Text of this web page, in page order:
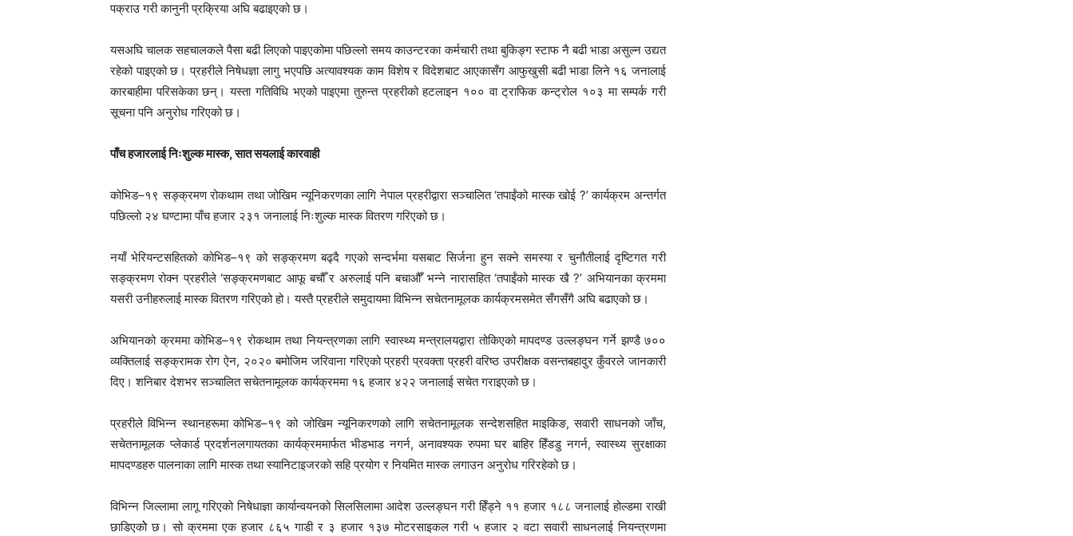
पक्राउ गरी कानुनी प्रक्रिया अघि बढाइएको छ।
यसअघि चालक सहचालकले पैसा बढी लिएको पाइएकोमा पछिल्लो समय काउन्टरका कर्मचारी तथा बुकिङ्ग स्टाफ नै बढी भाडा असुल्न उद्यत
रहेको पाइएको छ। प्रहरीले निषेधज्ञा लागु भएपछि अत्यावश्यक काम विशेष र विदेशबाट आएकासँग आफुखुसी बढी भाडा लिने १६ जनालाई
कारबाहीमा परिसकेका छन्। यस्ता गतिविधि भएको पाइएमा तुरुन्त प्रहरीको हटलाइन १०० वा ट्राफिक कन्ट्रोल १०३ मा सम्पर्क गरी
सूचना पनि अनुरोध गरिएको छ।
पाँच हजारलाई निःशुल्क मास्क, सात सयलाई कारवाही
कोभिड–१९ सङ्क्रमण रोकथाम तथा जोखिम न्यूनिकरणका लागि नेपाल प्रहरीद्वारा सञ्चालित ‘तपाईंको मास्क खोई ?’ कार्यक्रम अन्तर्गत
पछिल्लो २४ घण्टामा पाँच हजार २३१ जनालाई निःशुल्क मास्क वितरण गरिएको छ।
नयाँ भेरियन्टसहितको कोभिड–१९ को सङ्क्रमण बढ्दै गएको सन्दर्भमा यसबाट सिर्जना हुन सक्ने समस्या र चुनौतीलाई दृष्टिगत गरी
सङ्क्रमण रोक्न प्रहरीले ‘सङ्क्रमणबाट आफू बचौँ र अरुलाई पनि बचाऔँ’ भन्ने नारासहित ‘तपाईंको मास्क खै ?’ अभियानका क्रममा
यसरी उनीहरुलाई मास्क वितरण गरिएको हो। यस्तै प्रहरीले समुदायमा विभिन्न सचेतनामूलक कार्यक्रमसमेत सँगसँगै अघि बढाएको छ।
अभियानको क्रममा कोभिड–१९ रोकथाम तथा नियन्त्रणका लागि स्वास्थ्य मन्त्रालयद्वारा तोकिएको मापदण्ड उल्लङ्घन गर्ने झण्डै ७००
व्यक्तिलाई सङ्क्रामक रोग ऐन, २०२० बमोजिम जरिवाना गरिएको प्रहरी प्रवक्ता प्रहरी वरिष्ठ उपरीक्षक वसन्तबहादुर कुँवरले जानकारी
दिए। शनिबार देशभर सञ्चालित सचेतनामूलक कार्यक्रममा १६ हजार ४२२ जनालाई सचेत गराइएको छ।
प्रहरीले विभिन्न स्थानहरूमा कोभिड–१९ को जोखिम न्यूनिकरणको लागि सचेतनामूलक सन्देशसहित माइकिङ, सवारी साधनको जाँच,
सचेतनामूलक प्लेकार्ड प्रदर्शनलगायतका कार्यक्रममार्फत भीडभाड नगर्न, अनावश्यक रुपमा घर बाहिर हिँडडु नगर्न, स्वास्थ्य सुरक्षाका
मापदण्डहरु पालनाका लागि मास्क तथा स्यानिटाइजरको सहि प्रयोग र नियमित मास्क लगाउन अनुरोध गरिरहेको छ।
विभिन्न जिल्लामा लागू गरिएको निषेधाज्ञा कार्यान्वयनको सिलसिलामा आदेश उल्लङ्घन गरी हिँड्ने ११ हजार १८८ जनालाई होल्डमा राखी
छाडिएकोे छ। सो क्रममा एक हजार ८६५ गाडी र ३ हजार १३७ मोटरसाइकल गरी ५ हजार २ वटा सवारी साधनलाई नियन्त्रणमा